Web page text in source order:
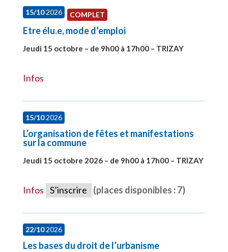
15/102026 COMPLET
Etre élu.e, mode d’emploi
Jeudi 15 octobre – de 9h00 à 17h00 – TRIZAY
Infos
15/102026
L’organisation de fêtes et manifestations
sur la commune
Jeudi 15 octobre 2026 – de 9h00 à 17h00 – TRIZAY
Infos S’inscrire (places disponibles : 7)
22/102026
Les bases du droit de l’urbanisme